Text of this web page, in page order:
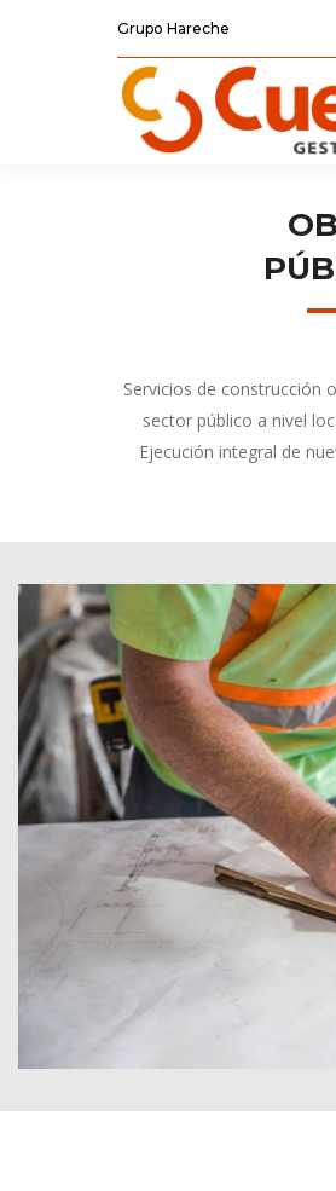
Grupo Hareche
Servicios de construcción
sector público a nivel
Ejecución integral de